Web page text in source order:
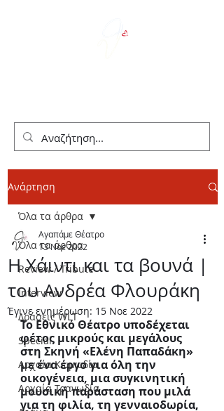
Ανάρτηση
Όλα τα άρθρα
Review / Tribute
Interview
Δράσεις WLT
Special
Αρχαία Κωμωδία
Αρχαία Τραγωδία
Όλα τα άρθρα
Η Χάιντι και τα βουνά |
του Ανδρέα Φλουράκη
Αγαπάμε Θέατρο
13 Νοε 2022
Έγινε ενημέρωση: 15 Νοε 2022
Το Εθνικό Θέατρο υποδέχεται
φέτος μικρούς και μεγάλους
στη Σκηνή «Ελένη Παπαδάκη»
με ένα έργο για όλη την
οικογένεια, μια συγκινητική
μουσική παράσταση που μιλά
για τη φιλία, τη γενναιοδωρία,